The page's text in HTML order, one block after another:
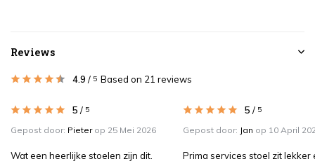
Reviews
4.9 / 5 Based on 21 reviews
5 / 5
Gepost door: Pieterop 25 Mei 2026
Wat een heerlijke stoelen zijn dit.
5 / 5
Gepost door: Jan op 10 April
Prima services stoel zit lekker